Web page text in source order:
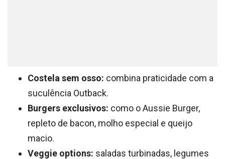
Costela sem osso: combina praticidade com a
suculência Outback.
Burgers exclusivos: como o Aussie Burger,
repleto de bacon, molho especial e queijo
macio.
Veggie options: saladas turbinadas, legumes